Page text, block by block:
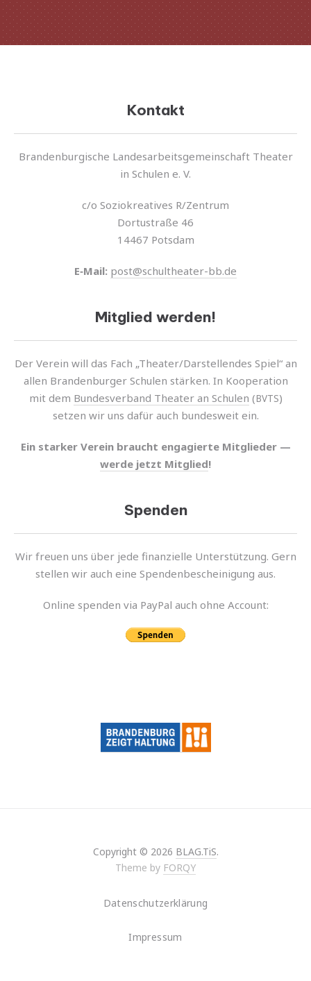
Kontakt
Brandenburgische Landesarbeitsgemeinschaft Theater
in Schulen e. V.
c/o Soziokreatives R/Zentrum
Dortustraße 46
14467 Potsdam
E‑Mail: post@schultheater-bb.de
Mitglied werden!
Der Verein will das Fach „Theater/Darstellendes Spiel“ an
allen Brandenburger Schulen stär­ken. In Kooperation
mit dem Bundesverband Theater an Schulen (BVTS)
setzen wir uns dafür auch bundes­weit ein.
Ein star­ker Verein braucht enga­gierte Mitglieder —
werde jetzt Mitglied!
Spenden
Wir freuen uns über jede finan­zi­elle Unterstützung. Gern
stel­len wir auch eine Spendenbescheinigung aus.
Online spen­den via PayPal auch ohne Account:
Copyright © 2026 BLAG.TiS.
Theme by FORQY
Datenschutzerklärung
Impressum